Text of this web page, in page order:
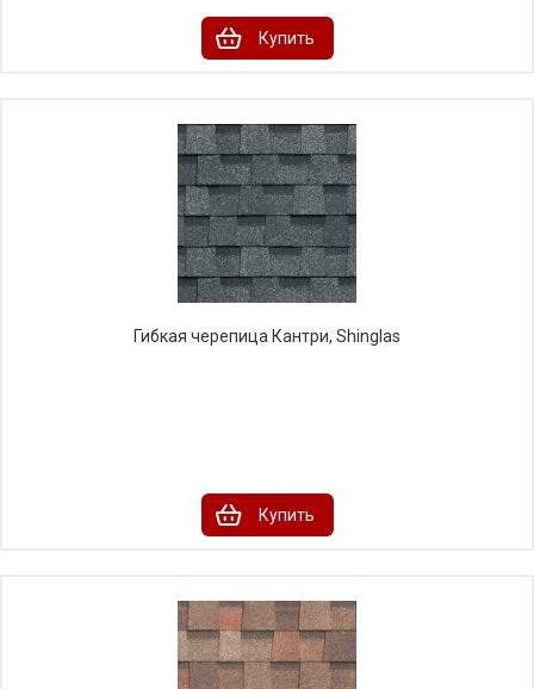
Купить
Гибкая черепица Кантри, Shinglas
Купить